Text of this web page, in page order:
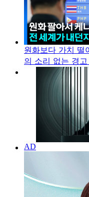
원화보다 가치 떨
의 소리 없는 경